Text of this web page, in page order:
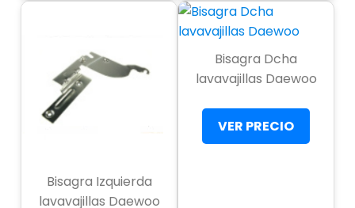
Bisagra Izquierda
lavavajillas Daewoo
Bisagra Dcha
lavavajillas Daewoo
VER PRECIO